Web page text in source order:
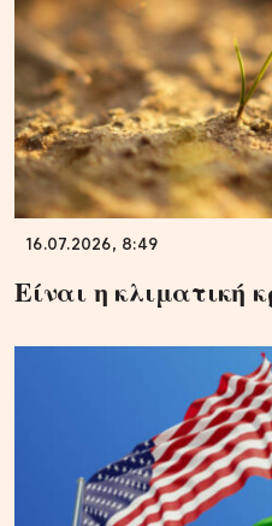
16.07.2026, 8:49
Είναι η κλιματική